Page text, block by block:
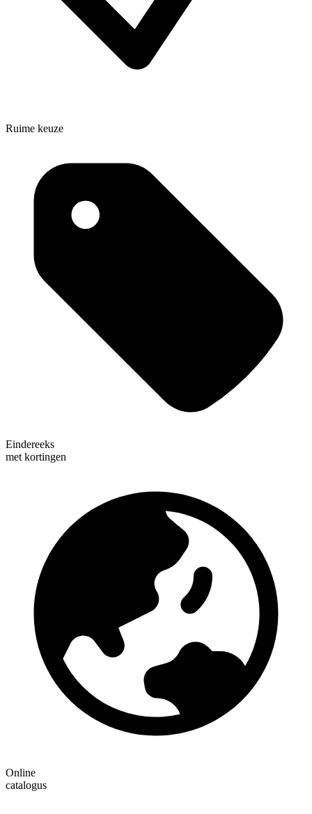
Ruime keuze
Eindereeks
met kortingen
Online
catalogus